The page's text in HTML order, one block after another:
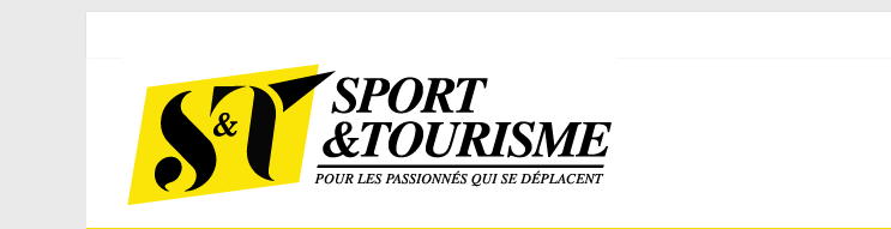
content
Tourisme
est
un